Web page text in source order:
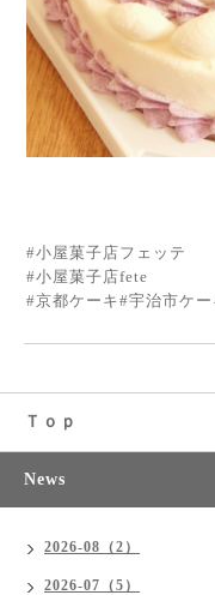
#小屋菓子店フェッテ
#小屋菓子店fete
#京都ケーキ#宇治市ケ
Ｔｏｐ
News
2026-08（2）
2026-07（5）